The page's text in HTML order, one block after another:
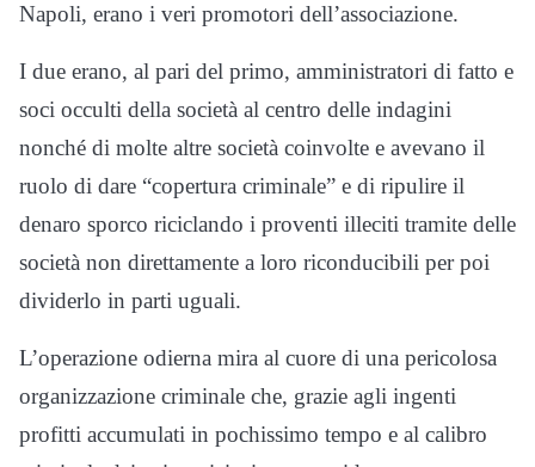
Napoli, erano i veri promotori dell’associazione.
I due erano, al pari del primo, amministratori di fatto e
soci occulti della società al centro delle indagini
nonché di molte altre società coinvolte e avevano il
ruolo di dare “copertura criminale” e di ripulire il
denaro sporco riciclando i proventi illeciti tramite delle
società non direttamente a loro riconducibili per poi
dividerlo in parti uguali.
L’operazione odierna mira al cuore di una pericolosa
organizzazione criminale che, grazie agli ingenti
profitti accumulati in pochissimo tempo e al calibro